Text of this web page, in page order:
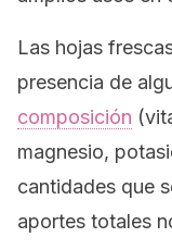
Las hojas
presencia de
composición
magnesio,
cantidades que
aportes totales